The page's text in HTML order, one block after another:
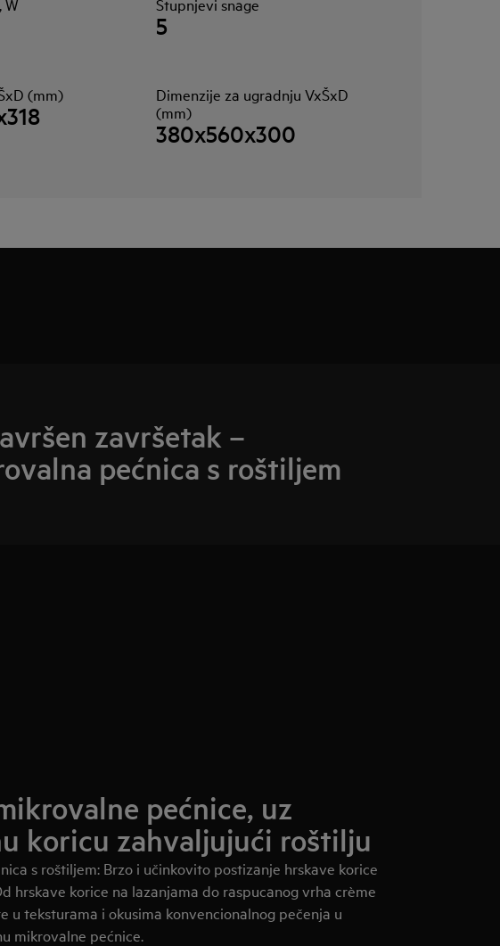
5
(mm)
Dimenzije za ugradnju VxŠxD
(mm)
380x560x300
završetak –
pećnica s roštiljem
pećnice, uz
koricu zahvaljujući roštilju
s roštiljem: Brzo i učinkovito postizanje hrskave korice
hrskave korice na lazanjama do raspucanog vrha crème
u teksturama i okusima konvencionalnog pečenja u
mikrovalne pećnice.